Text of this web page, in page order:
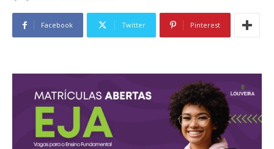
Facebook Twitter Pinterest